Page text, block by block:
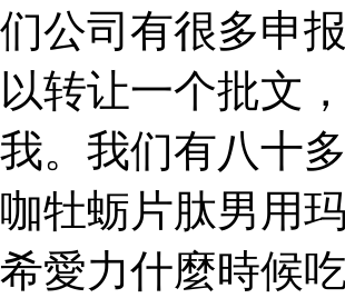
们公司有很多申
以转让一个批文
我。我们有八十
咖牡蛎片肽男用
希愛力什麼時候